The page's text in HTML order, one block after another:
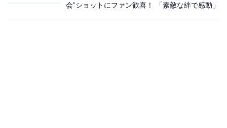
会”ショットにファン歓喜！ 「素敵な絆で感動」